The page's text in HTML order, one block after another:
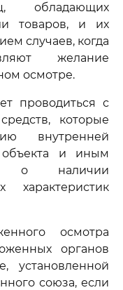
обладающих
товаров, и их
случаев, когда
желание
осмотре.
проводиться с
которые
внутренней
объекта и иным
о наличии
характеристик
осмотра
органов
установленной
союза, если